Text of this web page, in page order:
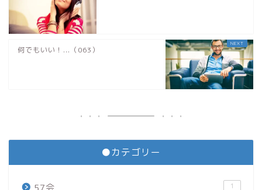
何でもいい！...（063）
●カテゴリー
1